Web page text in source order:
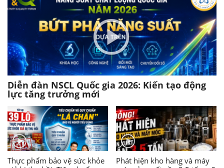
Diễn đàn NSCL Quốc gia 2026: Kiến tạo động
lực tăng trưởng mới
Thực phẩm bảo vệ sức khỏe
Phát hiện kho hàng và máy